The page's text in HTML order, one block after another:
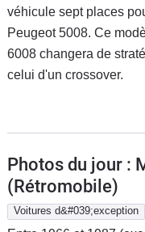
véhicule sept places
Peugeot 5008. Ce
6008 changera de
celui d'un crossover.
Photos du jour :
(Rétromobile)
Voitures d&#039;exception